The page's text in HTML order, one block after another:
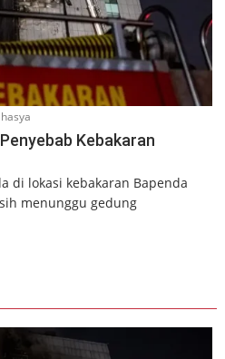
Kebakaran
di lokasi kebakaran Bapenda
menunggu gedung